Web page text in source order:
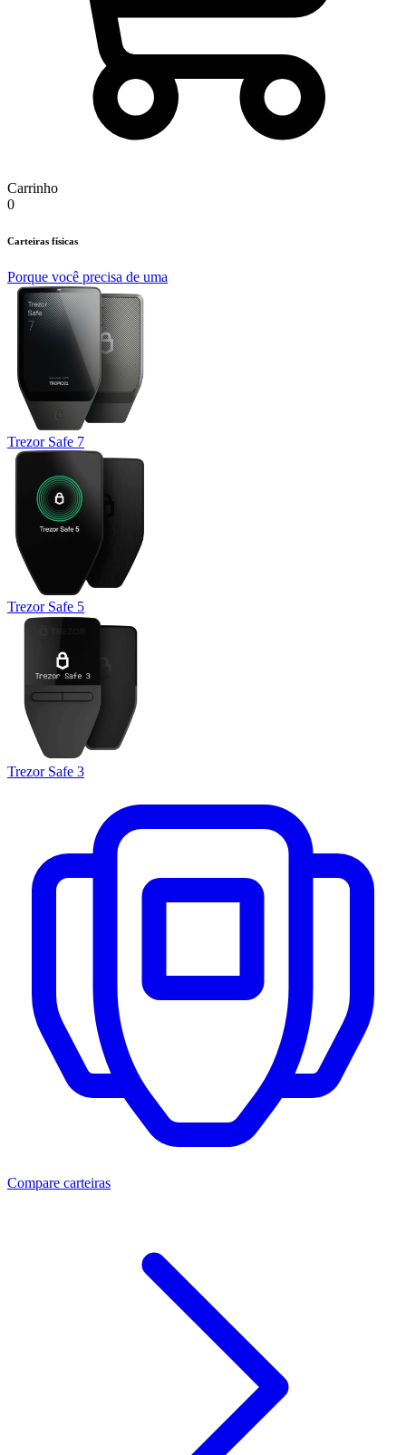
Carrinho
0
Carteiras físicas
Porque você precisa de uma
Trezor Safe 7
Trezor Safe 5
Trezor Safe 3
Compare carteiras